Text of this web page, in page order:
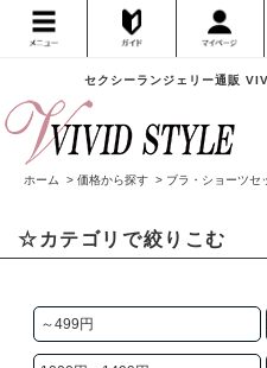
セクシーランジェリー通販
ホーム > 価格から探す > ブラ・ショーツセ
☆カテゴリで絞りこむ
～499円